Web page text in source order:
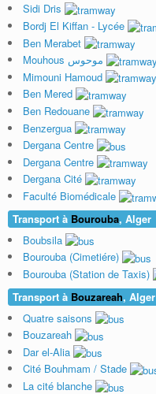
Sidi Dris
Bordj El Kiffan - Lycée
Ben Merabet
Mimouni Hamoud
Ben Mered
Ben Redouane
Benzergua
Dergana Centre
Dergana Centre
Dergana Cité
Faculté Biomédicale
Transport à Bourouba, Alger
Boubsila
Bourouba (Cimetiére)
Bourouba (Station de Taxis)
Transport à Bouzareah, Alger
Quatre saisons
Bouzareah
Dar el-Alia
Cité Bouhmam / Stade
La cité blanche